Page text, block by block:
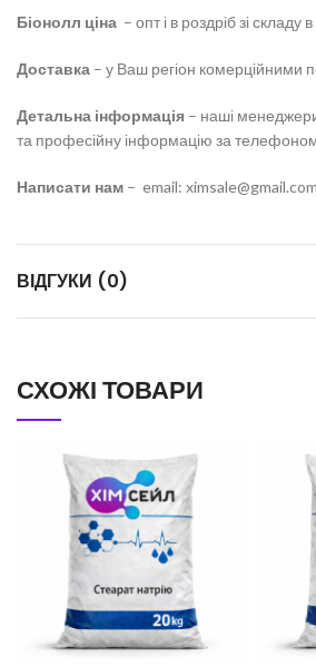
Біонолл ціна – опт і в роздріб зі складу в
Доставка – у Ваш регіон комерційними
Детальна інформація – наші
та професійну інформацію за
Написати нам – email: ximsale@gmail.com
ВІДГУКИ (0)
СХОЖІ ТОВАРИ